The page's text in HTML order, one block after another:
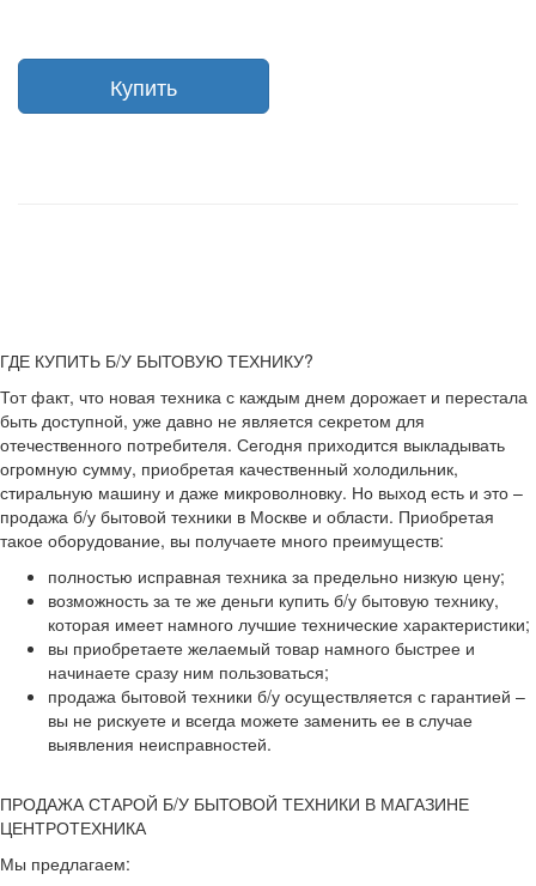
ГДЕ КУПИТЬ Б/У БЫТОВУЮ ТЕХНИКУ?
Тот факт, что новая техника с каждым днем дорожает и перестала
быть доступной, уже давно не является секретом для
отечественного потребителя. Сегодня приходится выкладывать
огромную сумму, приобретая качественный холодильник,
стиральную машину и даже микроволновку. Но выход есть и это –
продажа б/у бытовой техники в Москве и области. Приобретая
такое оборудование, вы получаете много преимуществ:
полностью исправная техника за предельно низкую цену;
возможность за те же деньги купить б/у бытовую технику,
которая имеет намного лучшие технические характеристики;
вы приобретаете желаемый товар намного быстрее и
начинаете сразу ним пользоваться;
продажа бытовой техники б/у осуществляется с гарантией –
вы не рискуете и всегда можете заменить ее в случае
выявления неисправностей.
ПРОДАЖА СТАРОЙ Б/У БЫТОВОЙ ТЕХНИКИ В МАГАЗИНЕ
ЦЕНТРОТЕХНИКА
Мы предлагаем: